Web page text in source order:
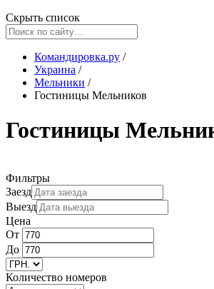
Скрыть список
Командировка.ру /
Украина /
Мельники /
Гостиницы Мельников
Гостиницы
Фильтры
Заезд
Выезд
Цена
От
До
Количество номеров